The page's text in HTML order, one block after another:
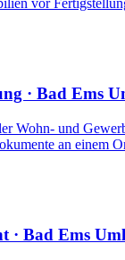
vor
· Bad Ems
Wohn- und
an einem
· Bad Ems